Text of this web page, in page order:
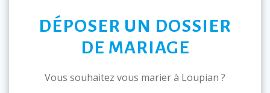
DÉPOSER UN DOSSIER
DE MARIAGE
Vous souhaitez vous marier à Loupian ?